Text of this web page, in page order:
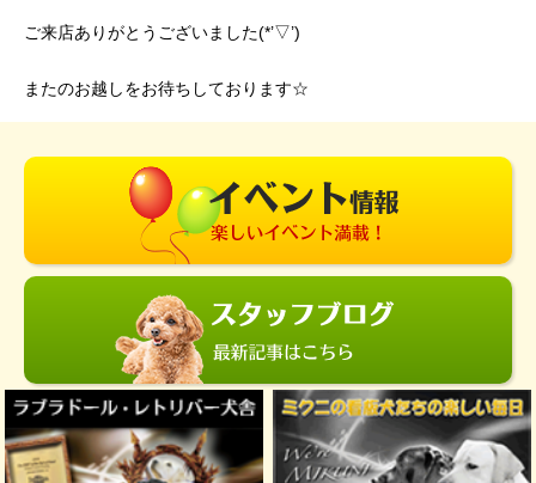
ご来店ありがとうございました(*’▽’)
またのお越しをお待ちしております☆